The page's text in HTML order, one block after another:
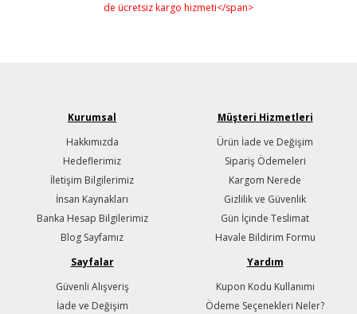
Kurumsal
Hakkımızda
Hedeflerimiz
İletişim Bilgilerimiz
İnsan Kaynakları
Banka Hesap Bilgilerimiz
Blog Sayfamız
Müşteri Hizmetleri
Ürün İade ve Değişim
Sipariş Ödemeleri
Kargom Nerede
Gizlilik ve Güvenlik
Gün İçinde Teslimat
Havale Bildirim Formu
Sayfalar
Güvenli Alışveriş
İade ve Değişim
Yardım
Kupon Kodu Kullanımı
Ödeme Seçenekleri Neler?